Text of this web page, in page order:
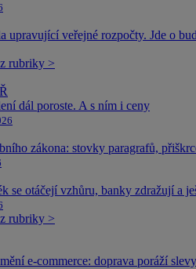
upravující veřejné rozpočty. Jde o
rubriky >
dál poroste. A s ním i ceny
zákona: stovky paragrafů,
se otáčejí vzhůru, banky zdražují a
rubriky >
e-commerce: doprava poráží